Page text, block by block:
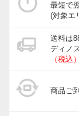
最短で
(対象エ
送料は
ディノ
（税込
商品ご